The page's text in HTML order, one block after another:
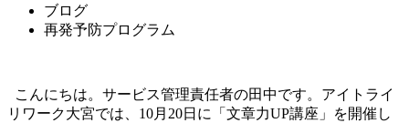
ブログ
再発予防プログラム
こんにちは。サービス管理責任者の田中です。アイトライ
リワーク大宮では、10月20日に「文章力UP講座」を開催し